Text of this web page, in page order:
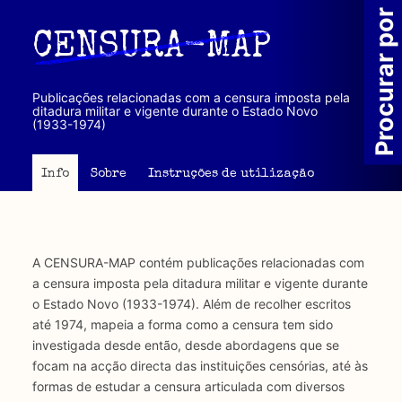
principal
CENSURA-MAP
Publicações relacionadas com a censura imposta pela
ditadura militar e vigente durante o Estado Novo
(1933-1974)
Info Sobre Instruções de utilização
A CENSURA-MAP contém publicações relacionadas com
a censura imposta pela ditadura militar e vigente durante
o Estado Novo (1933-1974). Além de recolher escritos
até 1974, mapeia a forma como a censura tem sido
investigada desde então, desde abordagens que se
focam na acção directa das instituições censórias, até às
formas de estudar a censura articulada com diversos
Procurar por